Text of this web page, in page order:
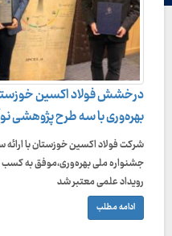
درخشش فولاد اکسین
بهره‌وری با سه طرح پژوهشی
شرکت فولاد اکسین خوزستان با
جشنواره ملی بهره‌وری،موفق به
رویداد علمی معتبر شد
ادامه مطلب